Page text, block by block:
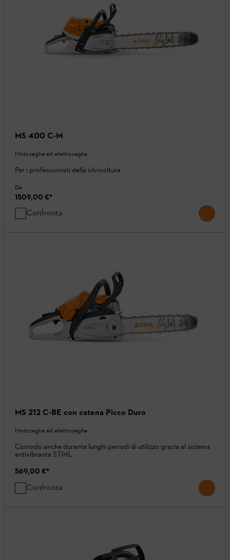
MS 400 C-M
Motoseghe ed elettroseghe
Per i professionisti della silvicoltura
Da
1509,00 €*
Confronta
MS 212 C-BE con catena Picco Duro
Motoseghe ed elettroseghe
Comodo anche durante lunghi periodi di utilizzo grazie al sistema
antivibrante STIHL
569,00 €*
Confronta